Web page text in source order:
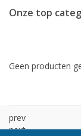
Onze top
Geen producten
prev
next